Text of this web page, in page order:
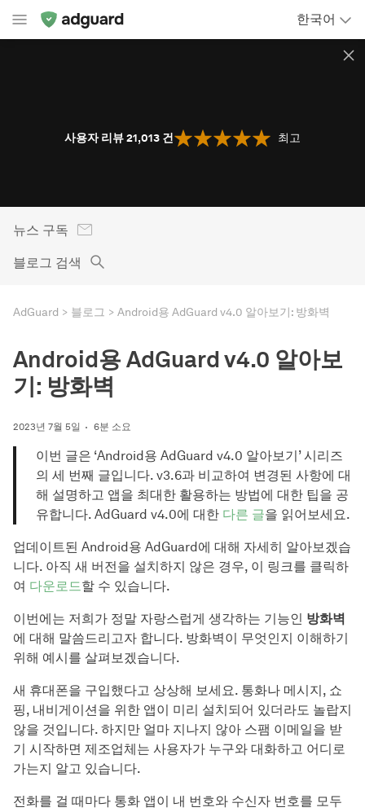
한국어
사용자 리뷰 21,013 건 최고
뉴스 구독
블로그 검색
AdGuard 블로그 Android용 AdGuard v4.0 알아보기: 방화벽
Android용 AdGuard v4.0 알아보
기: 방화벽
2023년 7월 5일 6분 소요
이번 글은 ‘Android용 AdGuard v4.0 알아보기’ 시리즈
의 세 번째 글입니다. v3.6과 비교하여 변경된 사항에 대
해 설명하고 앱을 최대한 활용하는 방법에 대한 팁을 공
유합니다. AdGuard v4.0에 대한 다른 글을 읽어보세요.
업데이트된 Android용 AdGuard에 대해 자세히 알아보겠습
니다. 아직 새 버전을 설치하지 않은 경우, 이 링크를 클릭하
여 다운로드할 수 있습니다.
이번에는 저희가 정말 자랑스럽게 생각하는 기능인 방화벽
에 대해 말씀드리고자 합니다. 방화벽이 무엇인지 이해하기
위해 예시를 살펴보겠습니다.
새 휴대폰을 구입했다고 상상해 보세요. 통화나 메시지, 쇼
핑, 내비게이션을 위한 앱이 미리 설치되어 있더라도 놀랍지
않을 것입니다. 하지만 얼마 지나지 않아 스팸 이메일을 받
기 시작하면 제조업체는 사용자가 누구와 대화하고 어디로
가는지 알고 있습니다.
전화를 걸 때마다 통화 앱이 내 번호와 수신자 번호를 모두